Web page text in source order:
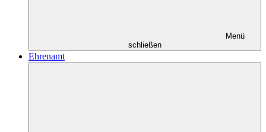
Menü
schließen
Ehrenamt